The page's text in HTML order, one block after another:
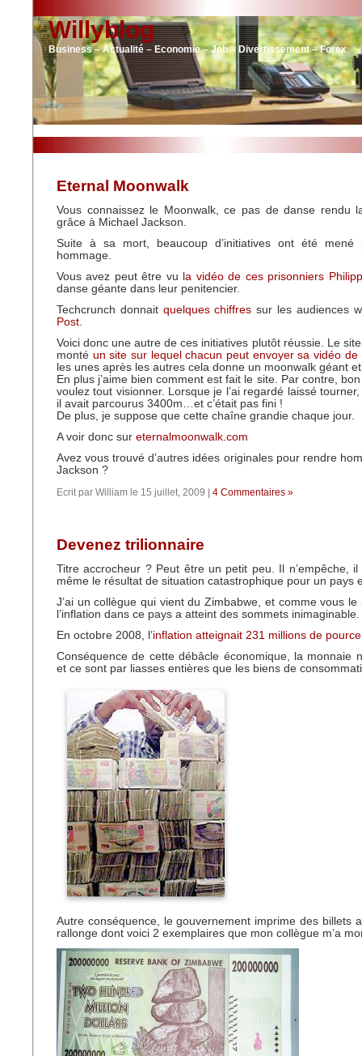
Willyblog
Business – Actualité – Economie – Job – Divertissement – Forex
Eternal Moonwalk
Vous connaissez le Moonwalk, ce pas de danse rendu
grâce à Michael Jackson.
Suite à sa mort, beaucoup d’initiatives ont été mené
hommage.
Vous avez peut être vu la vidéo de ces prisonniers
danse géante dans leur penitencier.
Techcrunch donnait quelques chiffressur les audiences
Post.
Voici donc une autre de ces initiatives plutôt réussie. Le
monté un site sur lequel chacun peut envoyer sa vidéo de
les unes après les autres cela donne un moonwalk géant
En plus j’aime bien comment est fait le site. Par contre,
voulez tout visionner. Lorsque je l’ai regardé laissé
il avait parcourus 3400m…et c’était pas fini !
De plus, je suppose que cette chaîne grandie chaque jour.
A voir donc sur eternalmoonwalk.com
Avez vous trouvé d’autres idées originales pour rendre
Jackson ?
Ecrit par William le 15 juillet, 2009 | 4 Commentaires »
Devenez trilionnaire
Titre accrocheur ? Peut être un petit peu. Il n’empêche,
même le résultat de situation catastrophique pour un pays
J’ai un collègue qui vient du Zimbabwe, et comme vous
l’inflation dans ce pays a atteint des sommets inimaginable.
En octobre 2008, l’inflation atteignait 231 millions de
Conséquence de cette débâcle économique, la monnaie
et ce sont par liasses entières que les biens de
Autre conséquence, le gouvernement imprime des billets
rallonge dont voici 2 exemplaires que mon collègue m’a